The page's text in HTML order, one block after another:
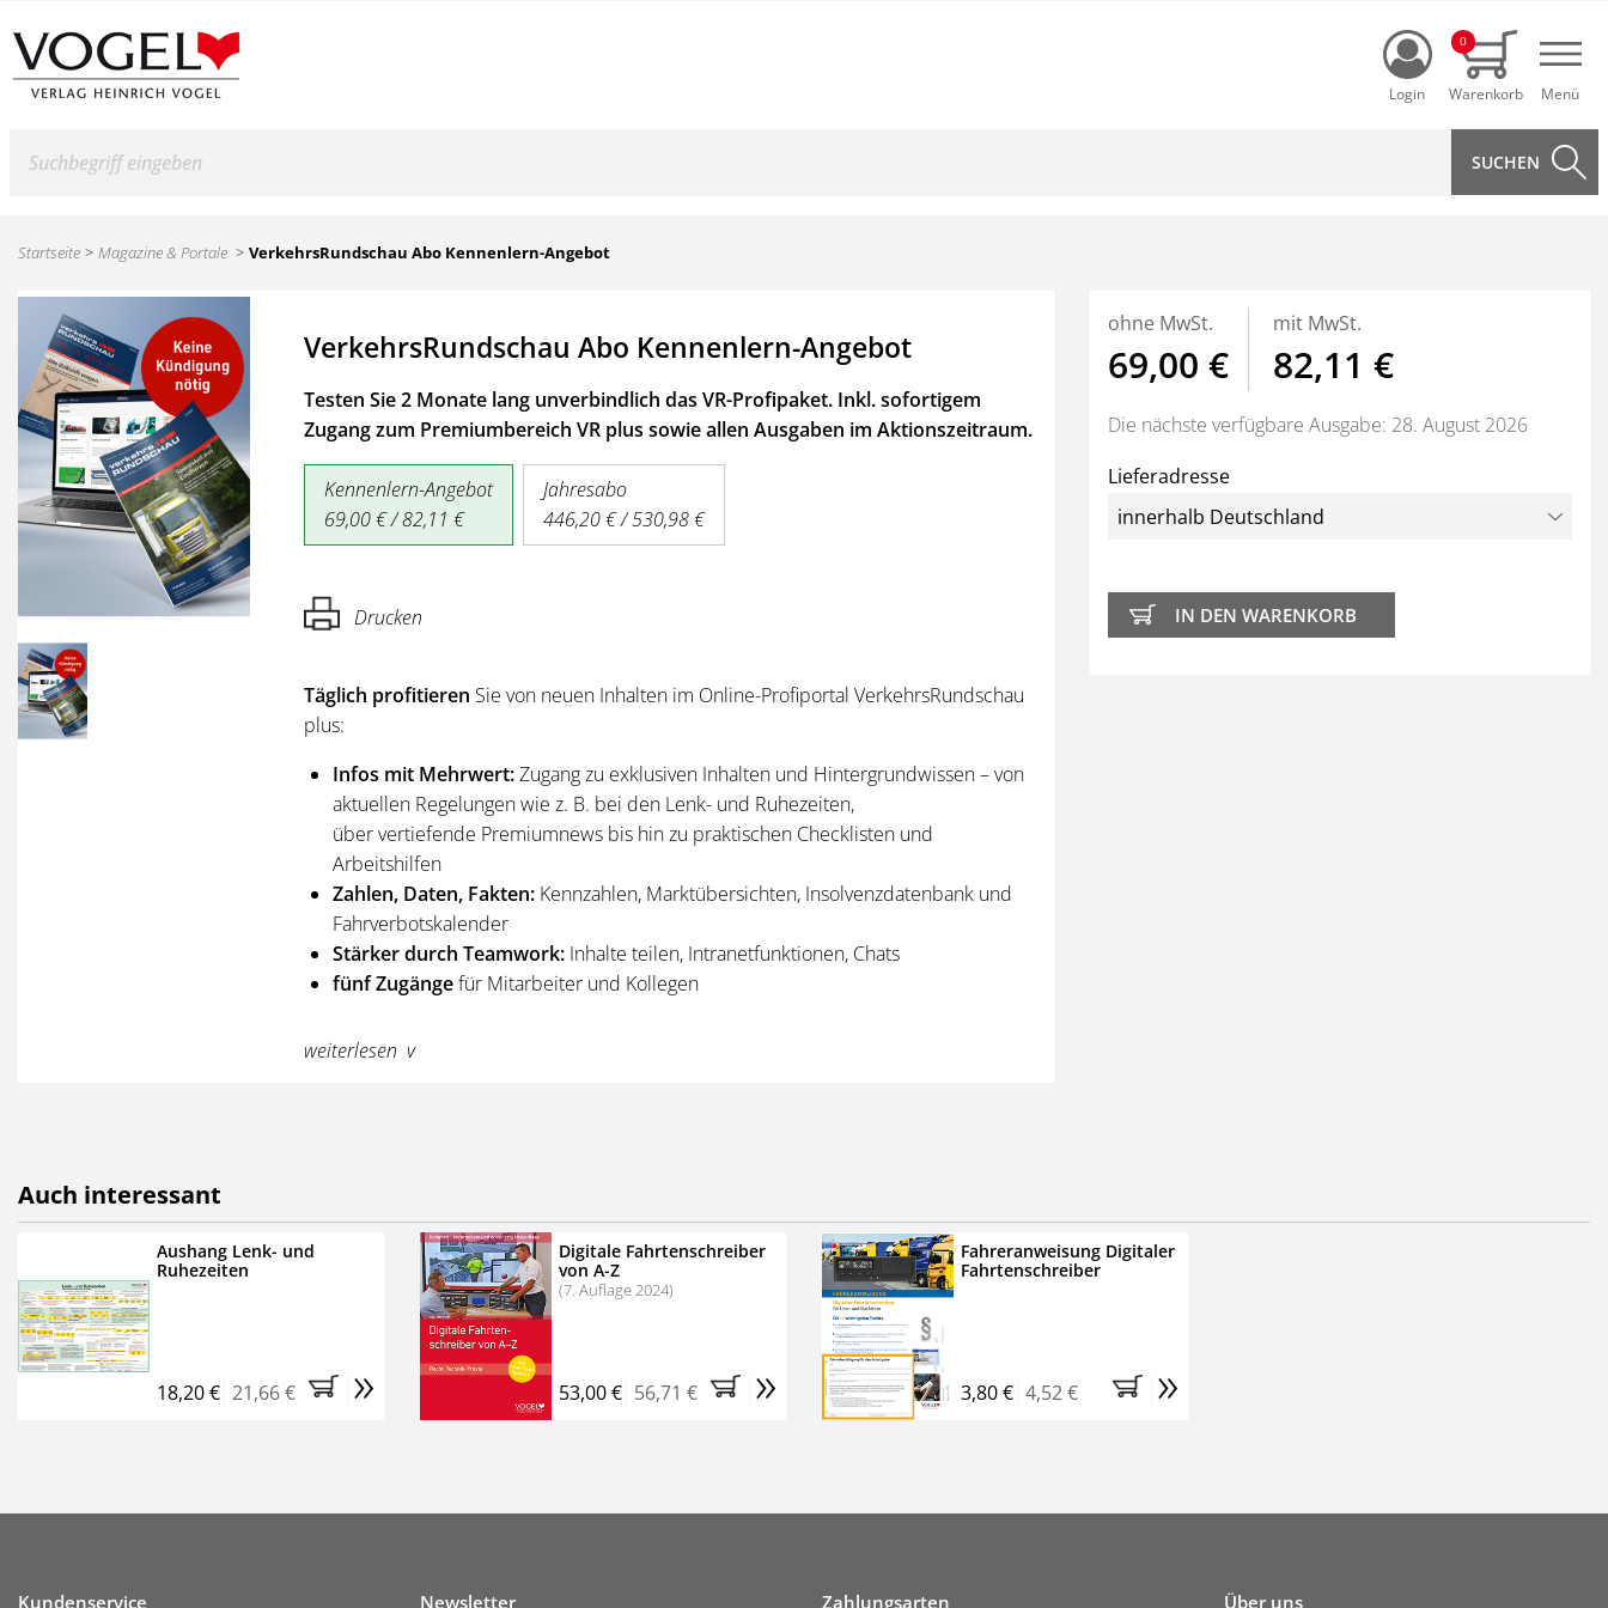
Login
0
Startseite Magazine & Portale VerkehrsRundschau Abo Kennenlern-Angebot
VerkehrsRundschau Abo Kennenlern-Angebot
Testen Sie 2 Monate lang unverbindlich das VR-Profipaket. Inkl. sofortigem
Zugang zum Premiumbereich VR plus sowieallen Ausgaben im Aktionszeitraum.
Kennenlern-Angebot
69,00 € / 82,11 €
Jahresabo
446,20 € / 530,98 €
Drucken
Täglich profitieren Sie von neuen Inhalten im Online-Profiportal VerkehrsRundschau
plus:
Infos mit Mehrwert:Zugang zu exklusiven Inhalten und Hintergrundwissen – von
aktuellen Regelungen wie z. B. bei den Lenk- und Ruhezeiten,
über vertiefende Premiumnews bis hin zu praktischen Checklisten und
Arbeitshilfen
Zahlen, Daten, Fakten: Kennzahlen, Marktübersichten, Insolvenzdatenbank und
Fahrverbotskalender
Stärker durch Teamwork: Inhalte teilen, Intranetfunktionen, Chats
fünf Zugängefür Mitarbeiter und Kollegen
Sie erhaltenalle Ausgaben
Kostenfreie Online-Seminare
Bestellen Sie jetzt das VerkehrsRundschau Profipaket im Kennenlern-Abo für zwei
Monate (inkl. der derzeitig gesetzlichen MwSt. und Versandkosten).Nach 2 Monaten
brauchen Sie nichts weiter tun, das Abonnement endet automatisch, es
entstehen keine weiteren Verpflichtungen.
weiterlesen
ohne MwSt.
69,00 €
mit MwSt.
82,11 €
Die nächste verfügbare Ausgabe: 28. August 2026
Lieferadresse
Auch interessant
Aushang Lenk- und
Ruhezeiten
18,20 € 21,66 € »
Digitale Fahrtenschreiber
von A-Z
(7. Auflage 2024)
53,00 € 56,71 € »
Fahreranweisung Digitaler
Fahrtenschreiber
3,80 € 4,52 € »
Kundenservice Newsletter Zahlungsarten Über uns